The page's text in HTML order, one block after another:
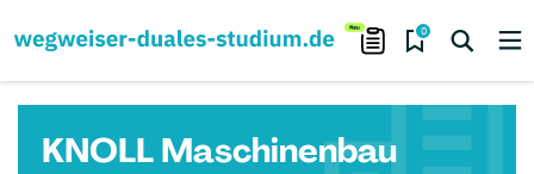
0
KNOLL Maschinenbau